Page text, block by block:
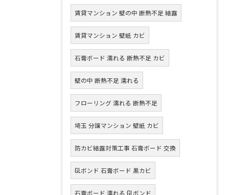
賃貸マンション 壁の中 断熱不足 結露
賃貸マンション 壁紙 カビ
石膏ボード 濡れる 断熱不足 カビ
壁の中 断熱不足 濡れる
フローリング 濡れる 断熱不足
埼玉 分譲マンション 壁紙 カビ
防カビ結露対策工事 石膏ボード 交換
GLボンド 石膏ボード 黒カビ
石膏ボード 濡れる GLボンド